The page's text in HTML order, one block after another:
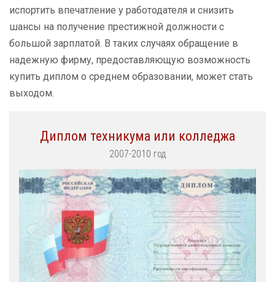
испортить впечатление у работодателя и снизить
шансы на получение престижной должности с
большой зарплатой. В таких случаях обращение в
надежную фирму, предоставляющую возможность
купить диплом о среднем образовании, может стать
выходом.
Диплом техникума или колледжа
2007-2010 год